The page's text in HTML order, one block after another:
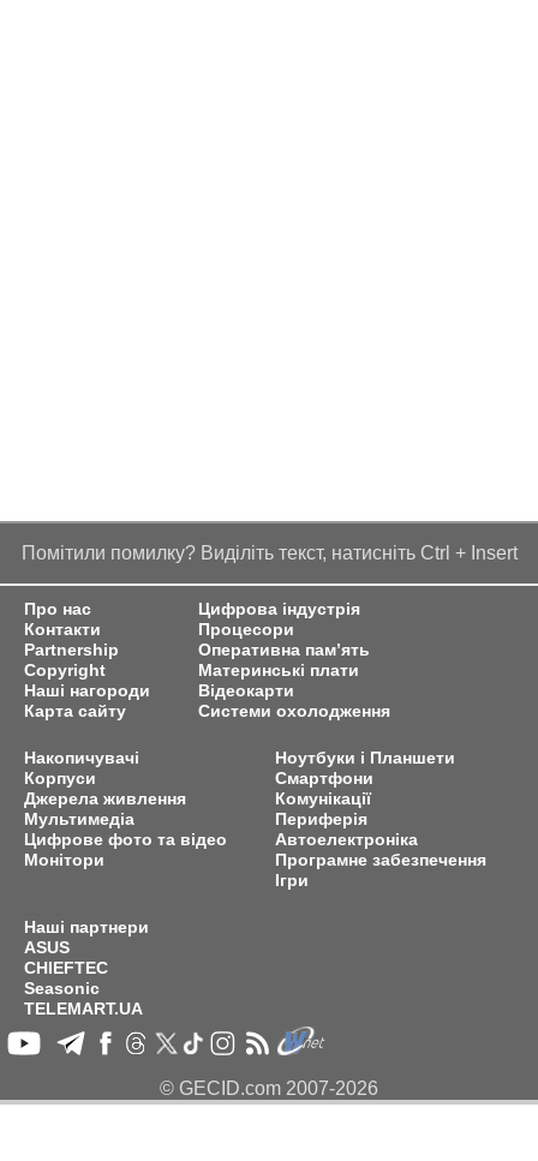
Помітили помилку? Виділіть текст, натисніть Ctrl + Insert
Про нас
Контакти
Partnership
Copyright
Наші нагороди
Карта сайту
Цифрова індустрія
Процесори
Оперативна пам’ять
Материнські плати
Відеокарти
Системи охолодження
Накопичувачі
Корпуси
Джерела живлення
Мультимедіа
Цифрове фото та відео
Монітори
Ноутбуки і Планшети
Смартфони
Комунікації
Периферія
Автоелектроніка
Програмне забезпечення
Ігри
Наші партнери
ASUS
CHIEFTEC
Seasonic
TELEMART.UA
© GECID.com 2007-2026